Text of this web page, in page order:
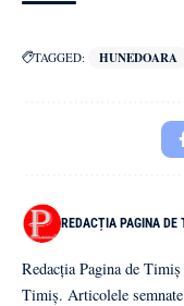
TAGGED: HUNEDOARA
REDACȚIA PAGINA DE
Redacția Pagina de
Timiș. Articolele